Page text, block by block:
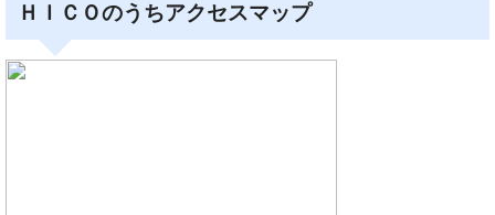
ＨＩＣＯのうちアクセスマップ